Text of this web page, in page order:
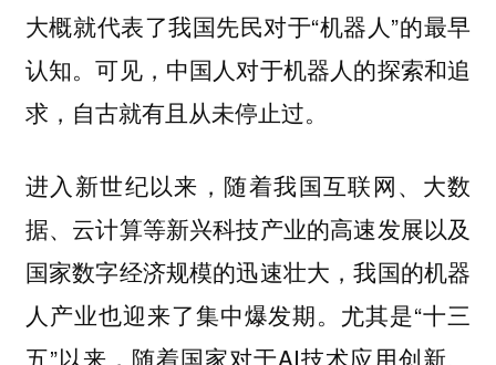
大概就代表了我国先民对于“机器人”的最早
认知。可见，中国人对于机器人的探索和追
求，自古就有且从未停止过。
进入新世纪以来，随着我国互联网、大数
据、云计算等新兴科技产业的高速发展以及
国家数字经济规模的迅速壮大，我国的机器
人产业也迎来了集中爆发期。尤其是“十三
五”以来，随着国家对于AI技术应用创新、